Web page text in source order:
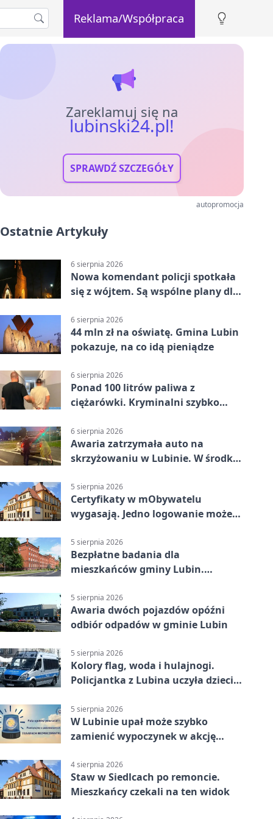
Reklama/Współpraca
Zareklamuj się na
lubinski24.pl!
SPRAWDŹ SZCZEGÓŁY
autopromocja
Ostatnie Artykuły
6 sierpnia 2026
Nowa komendant policji spotkała
się z wójtem. Są wspólne plany dla
6 sierpnia 2026
44 mln zł na oświatę. Gmina Lubin
pokazuje, na co idą pieniądze
6 sierpnia 2026
Ponad 100 litrów paliwa z
ciężarówki. Kryminalni szybko
6 sierpnia 2026
Awaria zatrzymała auto na
skrzyżowaniu w Lubinie. W środku
5 sierpnia 2026
Certyfikaty w mObywatelu
wygasają. Jedno logowanie może
5 sierpnia 2026
Bezpłatne badania dla
mieszkańców gminy Lubin.
5 sierpnia 2026
Awaria dwóch pojazdów opóźni
odbiór odpadów w gminie Lubin
5 sierpnia 2026
Kolory flag, woda i hulajnogi.
Policjantka z Lubina uczyła dzieci
5 sierpnia 2026
W Lubinie upał może szybko
zamienić wypoczynek w akcję
4 sierpnia 2026
Staw w Siedlcach po remoncie.
Mieszkańcy czekali na ten widok